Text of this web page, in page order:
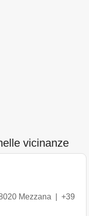
vicinanze
Mezzana
+39